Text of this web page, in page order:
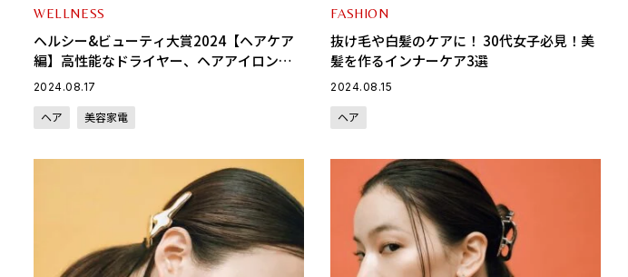
WELLNESS
ヘルシー&ビューティ大賞2024【ヘアケア
編】高性能なドライヤー、ヘアアイロン、
頭皮ケア…etc.で健やかな髪と頭皮へ！
2024.08.17
ヘア 美容家電
FASHION
抜け毛や白髪のケアに！ 30代女子必見！美
髪を作るインナーケア3選
2024.08.15
ヘア